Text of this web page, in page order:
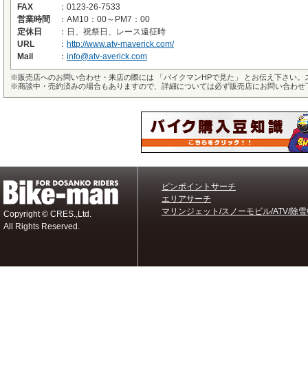
FAX
： 0123-26-7533
営業時間
： AM10：00～PM7：00
定休日
： 日、祝祭日、レース遠征時
URL
： http://www.atv-maverick.com/
Mail
： info@atv-averick.com
※販売店へのお問い合わせ・来店の際には 「バイクマンHPで見た」 とお伝え下さい
※商談中・売約済みの場合もありますので、詳細については必ず販売店にお問い合わせ
Copyright © CRES.,Ltd.
All Rights Reserved.
ピンポイントサーチ
エリアサーチ
マリンジェット/スノーモビル/ATV/除